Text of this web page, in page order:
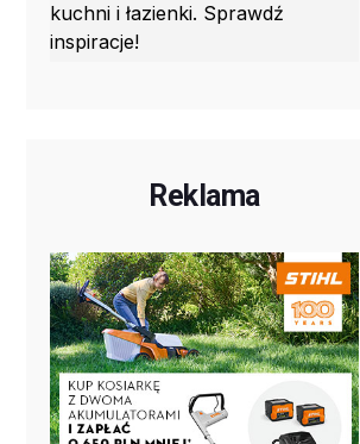
kuchni i łazienki. Sprawdź
inspiracje!
Reklama